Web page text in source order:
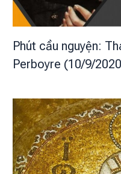
Phút cầu nguyện:
Perboyre (10/9/